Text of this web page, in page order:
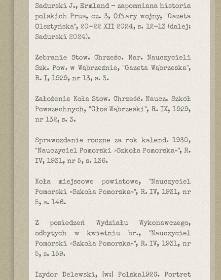
Sadurski J., Ermland - zapomniana historia
polskich Prus, cz. 3, Ofiary wojny, "Gazeta
Olsztyńska", 20-22 XII 2024, s. 12-13 (dalej:
Sadurski 2024).
Zebranie Stow. Chrześc. Nar. Nauczycieli
Szk. Pow. w Wąbrzeźnie, "Gazeta Wąbrzeska",
R. I, 1929, nr 13, s. 3.
Założenie Koła Stow. Chrześć. Naucz. Szkół
Powszechnych, "Głos Wąbrzeski", R. IX, 1929,
nr 132, s. 3.
Sprawozdanie roczne za rok kalend. 1930,
"Nauczyciel Pomorski »Szkoła Pomorska«", R.
IV, 1931, nr 5, s. 136.
Koła miejscowe powiatowe, "Nauczyciel
Pomorski »Szkoła Pomorska«", R. IV, 1931, nr
5, s. 146.
Z posiedzeń Wydziału Wykonawczego,
odbytych w kwietniu br., "Nauczyciel
Pomorski »Szkoła Pomorska«", R. IV, 1931, nr
5, s. 159.
Izydor Delewski, [w:] Polska1926. Portret